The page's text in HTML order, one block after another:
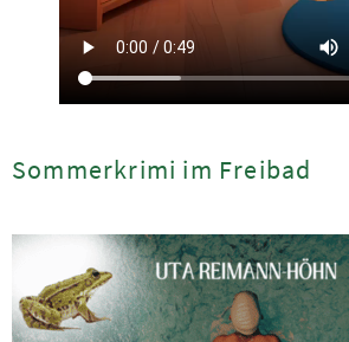
Sommerkrimi im Freibad